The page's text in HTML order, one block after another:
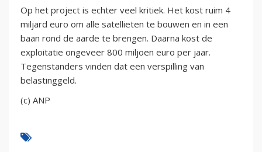
Op het project is echter veel kritiek. Het kost ruim 4
miljard euro om alle satellieten te bouwen en in een
baan rond de aarde te brengen. Daarna kost de
exploitatie ongeveer 800 miljoen euro per jaar.
Tegenstanders vinden dat een verspilling van
belastinggeld.
(c) ANP